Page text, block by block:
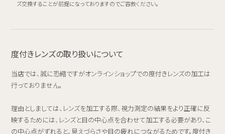
ズ交換することが前提になっておりますのでご容赦ください。
度付きレンズの取り扱いについて
当店では、誠に恐縮ですがオンラインショップでの度付きレンズの加工は
行っておりません。
理由としましては、レンズを加工する際、視力測定の結果をより正確に反
映するためには、レンズと目の中心点を合わせて加工する必要があり、こ
の中心点がずれると、見えづらさや目の疲れにつながるためです。度付き